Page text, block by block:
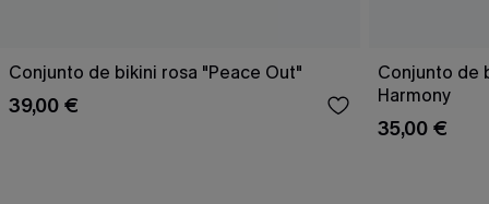
Conjunto de bikini rosa "Peace Out"
39,00 €
Conjunto de
Harmony
35,00 €